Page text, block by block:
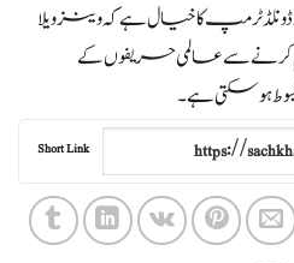
ٹرمپ کا خیال ہے کہ وینزویلا
سے عالمی حریفوں کے
ہو سکتی ہے۔
Short Link